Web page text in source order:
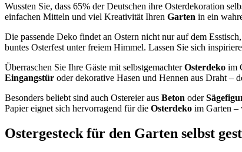
Wussten Sie, dass 65% der Deutschen ihre Osterdekoration
einfachen Mitteln und viel Kreativität Ihren Garten in ein
Die passende Deko findet an Ostern nicht nur auf dem
buntes Osterfest unter freiem Himmel. Lassen Sie sich
Überraschen Sie Ihre Gäste mit selbstgemachterOsterdeko im
Eingangstür oder dekorative Hasen und Hennen aus Draht –
Besonders beliebt sind auch Ostereier aus Beton oder
Papier eignet sich hervorragend für die Osterdeko im Garten –
Ostergesteck für den Garten selbst